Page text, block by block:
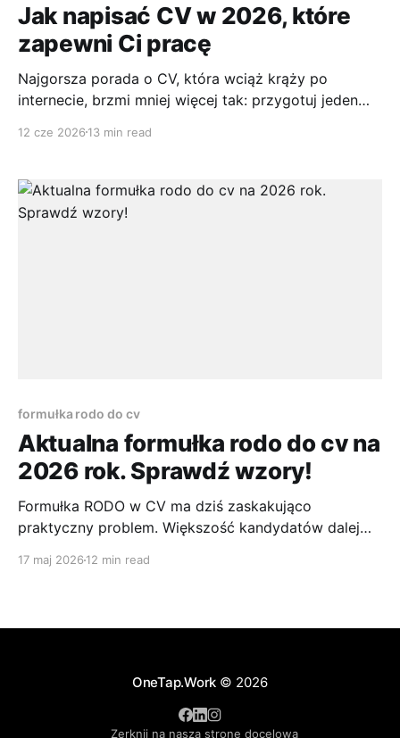
Jak napisać CV w 2026, które
zapewni Ci pracę
Najgorsza porada o CV, która wciąż krąży po
internecie, brzmi mniej więcej tak: przygotuj jeden
nie działa. Nie dlatego, że kandydaci są słabsi niż
zmienił się szybciej niż większość poradników. Dziś
CV nie konkuruje wyłącznie
12 cze 2026 13 min read
formułka rodo do cv
Aktualna formułka rodo do cv na
2026 rok. Sprawdź wzory!
Formułka RODO w CV ma dziś zaskakująco
praktyczny problem. Większość kandydatów dalej
do każdego dokumentu i zapomnieć o temacie. To
17 maj 2026 12 min read
OneTap.Work © 2026
Zerknij na naszą stronę docelową